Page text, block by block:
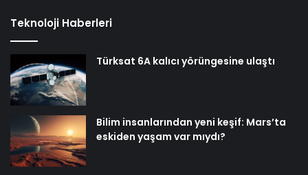
Teknoloji Haberleri
Türksat 6A kalıcı yörüngesine ulaştı
Bilim insanlarından yeni keşif: Mars’ta
eskiden yaşam var mıydı?